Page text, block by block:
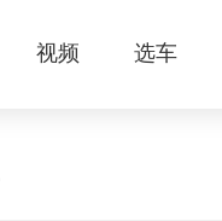
视频 选车